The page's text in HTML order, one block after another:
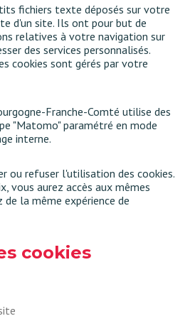
fichiers texte déposés sur votre
d'un site. Ils ont pour but de
relatives à votre navigation sur
des services personnalisés.
cookies sont gérés par votre
Franche-Comté utilise des
"Matomo" paramétré en mode
interne.
ou refuser l'utilisation des cookies.
vous aurez accès aux mêmes
la même expérience de
cookies